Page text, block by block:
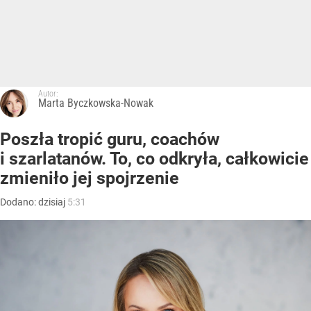
Autor:
Marta Byczkowska-Nowak
Poszła tropić guru, coachów
i szarlatanów. To, co odkryła, całkowicie
zmieniło jej spojrzenie
Dodano:dzisiaj 5:31